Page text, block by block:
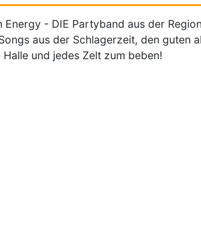
Energy - DIE Partyband aus der
aus der Schlagerzeit, den guten
Halle und jedes Zelt zum beben!